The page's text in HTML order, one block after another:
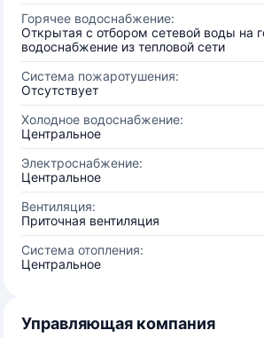
Горячее водоснабжение:
Открытая с отбором сетевой воды на
водоснабжение из тепловой сети
Система пожаротушения:
Отсутствует
Холодное водоснабжение:
Центральное
Электроснабжение:
Центральное
Вентиляция:
Приточная вентиляция
Система отопления:
Центральное
Управляющая компания